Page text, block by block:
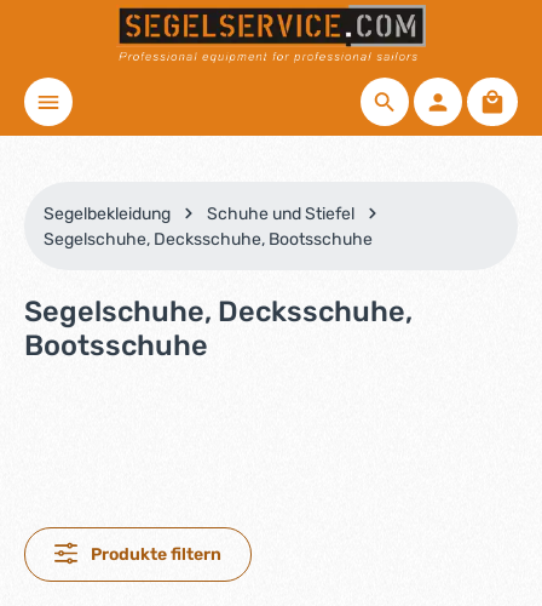
Zum Hauptinhalt springen
Segelbekleidung
Schuhe und Stiefel
Segelschuhe, Decksschuhe, Bootsschuhe
Segelschuhe, Decksschuhe,
Bootsschuhe
Produkte filtern